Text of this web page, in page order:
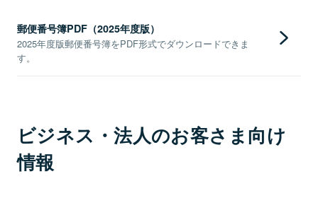
郵便番号簿PDF（2025年度版）
2025年度版郵便番号簿をPDF形式でダウンロードできま
す。
ビジネス・法人のお客さま向け
情報